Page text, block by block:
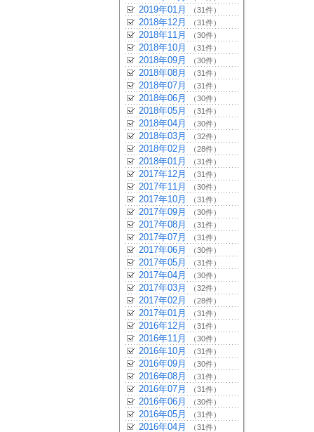
2019年01月 （31件）
2018年12月 （31件）
2018年11月 （30件）
2018年10月 （31件）
2018年09月 （30件）
2018年08月 （31件）
2018年07月 （31件）
2018年06月 （30件）
2018年05月 （31件）
2018年04月 （30件）
2018年03月 （32件）
2018年02月 （28件）
2018年01月 （31件）
2017年12月 （31件）
2017年11月 （30件）
2017年10月 （31件）
2017年09月 （30件）
2017年08月 （31件）
2017年07月 （31件）
2017年06月 （30件）
2017年05月 （31件）
2017年04月 （30件）
2017年03月 （32件）
2017年02月 （28件）
2017年01月 （31件）
2016年12月 （31件）
2016年11月 （30件）
2016年10月 （31件）
2016年09月 （30件）
2016年08月 （31件）
2016年07月 （31件）
2016年06月 （30件）
2016年05月 （31件）
2016年04月 （31件）